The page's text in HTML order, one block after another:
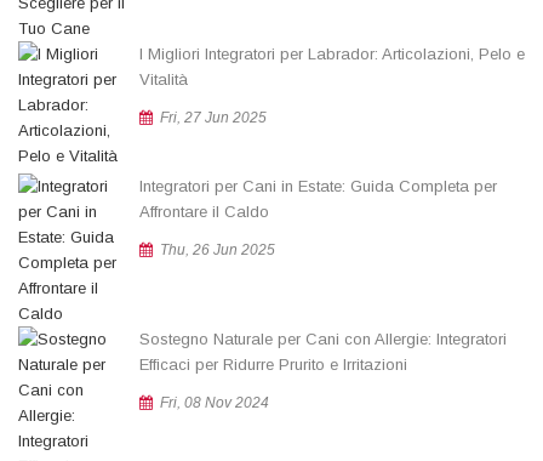
I Migliori Integratori per Labrador: Articolazioni, Pelo e
Vitalità
Fri, 27 Jun 2025
Integratori per Cani in Estate: Guida Completa per
Affrontare il Caldo
Thu, 26 Jun 2025
Sostegno Naturale per Cani con Allergie: Integratori
Efficaci per Ridurre Prurito e Irritazioni
Fri, 08 Nov 2024